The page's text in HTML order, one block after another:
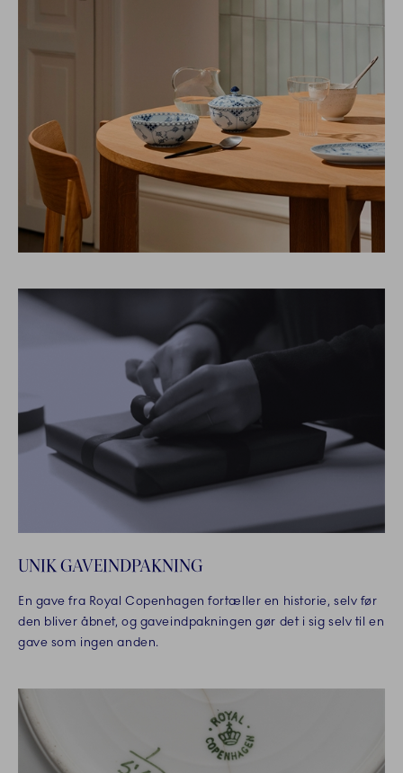
UNIK GAVEINDPAKNING
En gave fra Royal Copenhagen fortæller en historie, selv før
den bliver åbnet, og gaveindpakningen gør det i sig selv til en
gave som ingen anden.